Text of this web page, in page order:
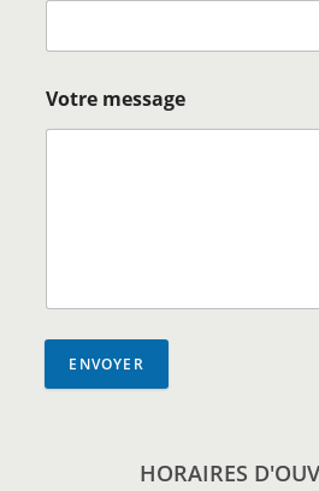
Votre message
ENVOYER
HORAIRES